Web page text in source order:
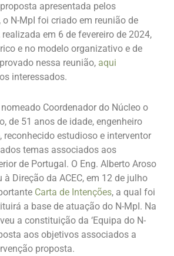
apresentada pelos
N-MpI foi criado em reunião de
realizada em 6 de fevereiro de 2024,
e no modelo organizativo e de
nessa reunião, aqui
interessados.
Coordenador do Núcleo o
de 51 anos de idade, engenheiro
estudioso e interventor
temas associados aos
de Portugal. O Eng. Alberto Aroso
à Direção da ACEC, em 12 de julho
Carta de Intenções, a qual foi
a base de atuação do N-MpI. Na
a constituição da ‘Equipa do N-
aos objetivos associados a
proposta.